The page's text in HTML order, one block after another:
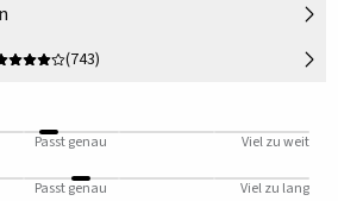
(743)
Passt genau Viel zu weit
Passt genau Viel zu lang